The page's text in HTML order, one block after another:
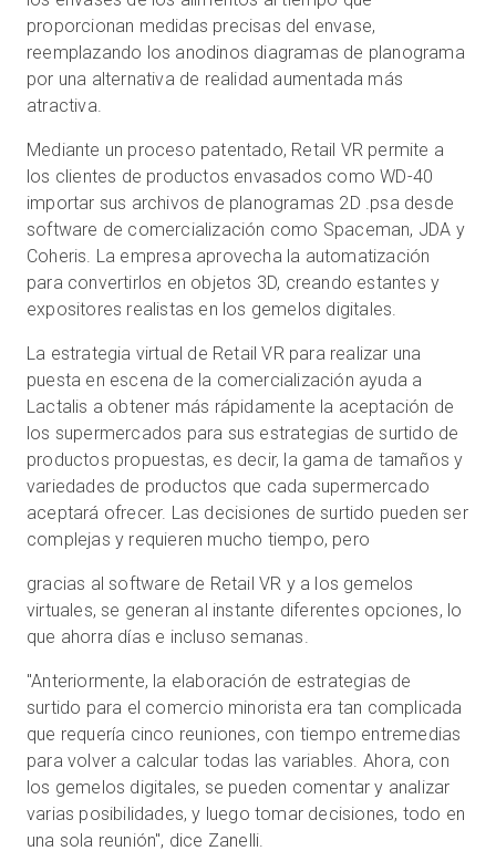
proporcionan medidas precisas del envase,
reemplazando los anodinos diagramas de planograma
por una alternativa de realidad aumentada más
atractiva.
Mediante un proceso patentado, Retail VR permite a
los clientes de productos envasados como WD-40
importar sus archivos de planogramas 2D .psa desde
software de comercialización como Spaceman, JDA y
Coheris. La empresa aprovecha la automatización
para convertirlos en objetos 3D, creando estantes y
expositores realistas en los gemelos digitales.
La estrategia virtual de Retail VR para realizar una
puesta en escena de la comercialización ayuda a
Lactalis a obtener más rápidamente la aceptación de
los supermercados para sus estrategias de surtido de
productos propuestas, es decir, la gama de tamaños y
variedades de productos que cada supermercado
aceptará ofrecer. Las decisiones de surtido pueden ser
complejas y requieren mucho tiempo, pero
gracias al software de Retail VR y a los gemelos
virtuales, se generan al instante diferentes opciones, lo
que ahorra días e incluso semanas.
"Anteriormente, la elaboración de estrategias de
surtido para el comercio minorista era tan complicada
que requería cinco reuniones, con tiempo entremedias
para volver a calcular todas las variables. Ahora, con
los gemelos digitales, se pueden comentar y analizar
varias posibilidades, y luego tomar decisiones, todo en
una sola reunión", dice Zanelli.